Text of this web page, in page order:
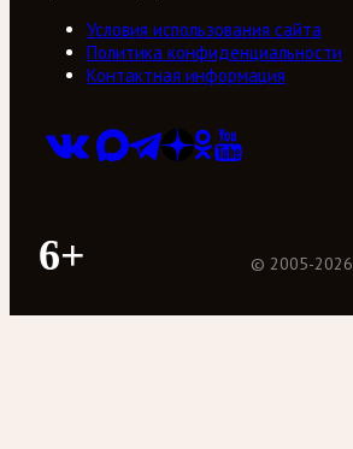
Условия использования сайта
Политика конфиденциальности
Контактная информация
6+ © 2005-2026